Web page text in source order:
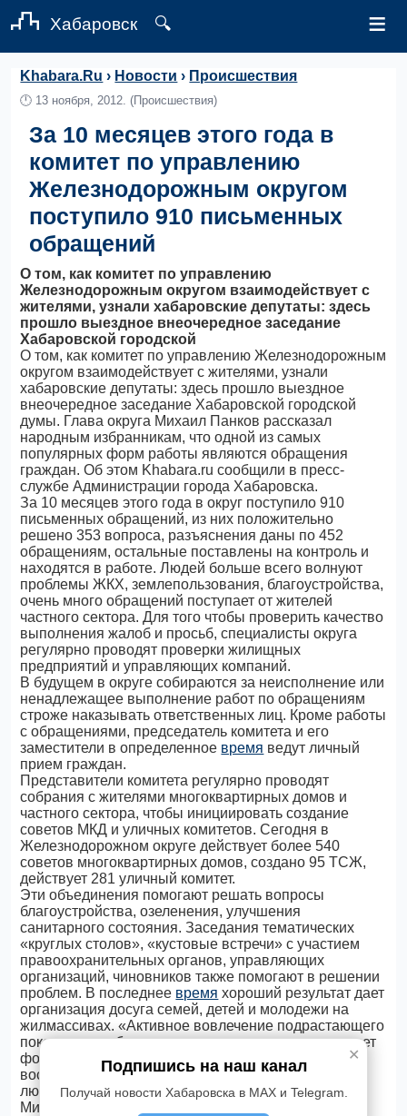
Хабаровск 🔍 ≡
Khabara.Ru › Новости › Происшествия
🕛 13 ноября, 2012. (Происшествия)
За 10 месяцев этого года в
комитет по управлению
Железнодорожным округом
поступило 910 письменных
обращений
О том, как комитет по управлению
Железнодорожным округом взаимодействует с
жителями, узнали хабаровские депутаты: здесь
прошло выездное внеочередное заседание
Хабаровской городской
О том, как комитет по управлению Железнодорожным
округом взаимодействует с жителями, узнали
хабаровские депутаты: здесь прошло выездное
внеочередное заседание Хабаровской городской
думы. Глава округа Михаил Панков рассказал
народным избранникам, что одной из самых
популярных форм работы являются обращения
граждан. Об этом Khabara.ru сообщили в пресс-
службе Администрации города Хабаровска.
За 10 месяцев этого года в округ поступило 910
письменных обращений, из них положительно
решено 353 вопроса, разъяснения даны по 452
обращениям, остальные поставлены на контроль и
находятся в работе. Людей больше всего волнуют
проблемы ЖКХ, землепользования, благоустройства,
очень много обращений поступает от жителей
частного сектора. Для того чтобы проверить качество
выполнения жалоб и просьб, специалисты округа
регулярно проводят проверки жилищных
предприятий и управляющих компаний.
В будущем в округе собираются за неисполнение или
ненадлежащее выполнение работ по обращениям
строже наказывать ответственных лиц. Кроме работы
с обращениями, председатель комитета и его
заместители в определенное время ведут личный
прием граждан.
Представители комитета регулярно проводят
собрания с жителями многоквартирных домов и
частного сектора, чтобы инициировать создание
советов МКД и уличных комитетов. Сегодня в
Железнодорожном округе действует более 540
советов многоквартирных домов, создано 95 ТСЖ,
действует 281 уличный комитет.
Эти объединения помогают решать вопросы
благоустройства, озеленения, улучшения
санитарного состояния. Заседания тематических
«круглых столов», «кустовые встречи» с участием
правоохранительных органов, управляющих
организаций, чиновников также помогают в решении
проблем. В последнее время хороший результат дает
организация досуга семей, детей и молодежи на
жилмассивах. «Активное вовлечение подрастающего
поколения в общественно полезные дела позволяет
формировать навыки здорового образа жизни,
воспитывать неравнодушных, ответственных,
любящих свой город хабаровчан», — подчеркнул
Михаил Панков.
✕
Подпишись на наш канал
Получай новости Хабаровска в MAX и Telegram.